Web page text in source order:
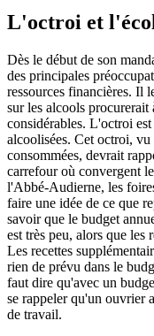
L'octroi et
Dès le début de son
des principales
ressources financières. Il
sur les alcools procurerait
considérables. L'octroi
alcoolisées. Cet octroi,
consommées, devrait
carrefour où convergent
l'Abbé-Audierne, les
faire une idée de ce que
savoir que le budget
est très peu, alors que les
Les recettes
rien de prévu dans le
faut dire qu'avec un
se rappeler qu'un ouvrier
de travail.